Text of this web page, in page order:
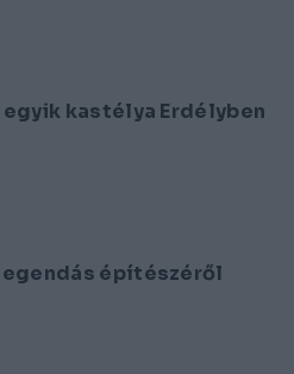
kastélya Erdélyben
építészéről